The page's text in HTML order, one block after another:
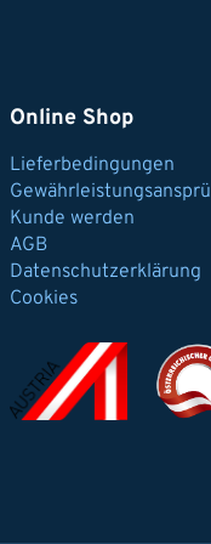
Online Shop
Lieferbedingungen
Kunde werden
AGB
Datenschutzerklärung
Cookies